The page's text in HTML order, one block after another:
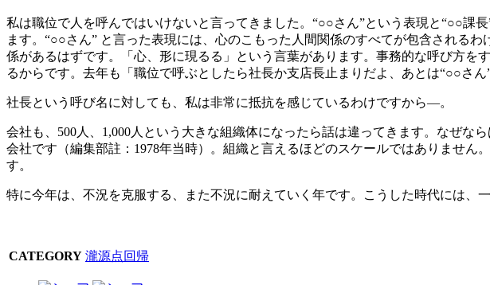
私は職位で人を呼んではいけないと言ってきました。“○○さん”という表現と“○○課
ます。“○○さん” と言った表現には、心のこもった人間関係のすべてが包含される
係があるはずです。「心、形に現るる」という言葉があります。事務的な呼び方を
るからです。去年も「職位で呼ぶとしたら社長か支店長止まりだよ、あとは“○○さん
社長という呼び名に対しても、私は非常に抵抗を感じているわけですから―。
会社も、500人、1,000人という大きな組織体になったら話は違ってきます。なぜ
会社です（編集部註：1978年当時）。組織と言えるほどのスケールではありませ
す。
特に今年は、不況を克服する、また不況に耐えていく年です。こうした時代には、
CATEGORY 瀧源点回帰